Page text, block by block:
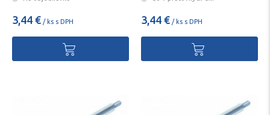
3,44 € / ks s DPH 3,44 € / ks s DPH